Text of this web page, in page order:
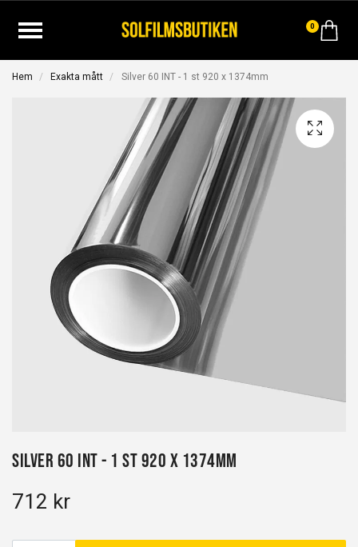
0
Hem Exakta mått Silver 60 INT - 1 st 920 x 1374mm
Silver 60 INT - 1 st 920 x 1374mm
712 kr